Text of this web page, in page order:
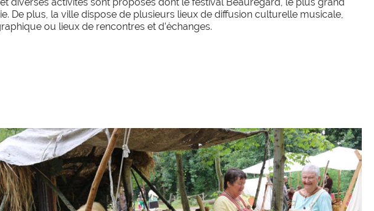
De plus, la ville dispose de plusieurs lieux de diffusion culturelle musicale,
ou lieux de rencontres et d’échanges.